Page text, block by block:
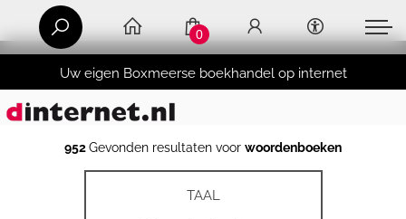
Uw eigen Boxmeerse boekhandel op internet
0
952Gevonden resultaten voor woordenboeken
TAAL